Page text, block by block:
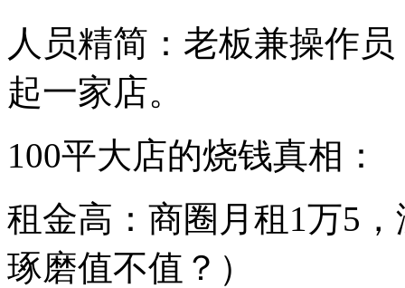
人员精简：老板兼操作
起一家店。
100平大店的烧钱真相：
租金高：商圈月租1万5
琢磨值不值？）